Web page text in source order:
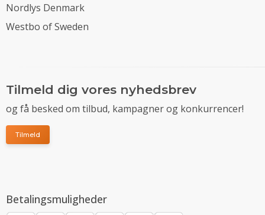
Nordlys Denmark
Westbo of Sweden
Tilmeld dig vores nyhedsbrev
og få besked om tilbud, kampagner og konkurrencer!
Tilmeld
Betalingsmuligheder